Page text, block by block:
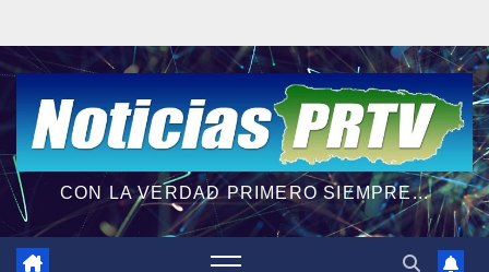
CON LA VERDAD PRIMERO SIEMPRE...